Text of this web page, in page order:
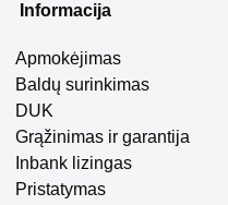
Informacija
Apmokėjimas
Baldų surinkimas
DUK
Grąžinimas ir garantija
Inbank lizingas
Pristatymas